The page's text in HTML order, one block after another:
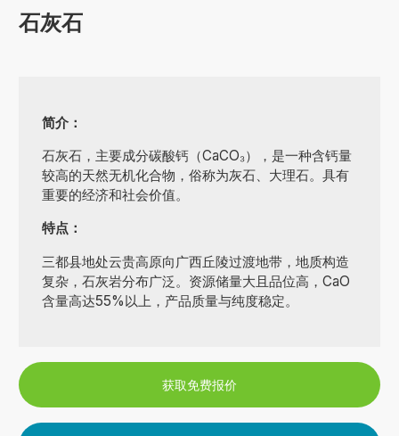
石灰石
简介：
石灰石，主要成分碳酸钙（CaCO₃），是一种含钙量
较高的天然无机化合物，俗称为灰石、大理石。具有
重要的经济和社会价值。
特点：
三都县地处云贵高原向广西丘陵过渡地带，地质构造
复杂，石灰岩分布广泛。资源储量大且品位高，CaO
含量高达55%以上，产品质量与纯度稳定。
获取免费报价